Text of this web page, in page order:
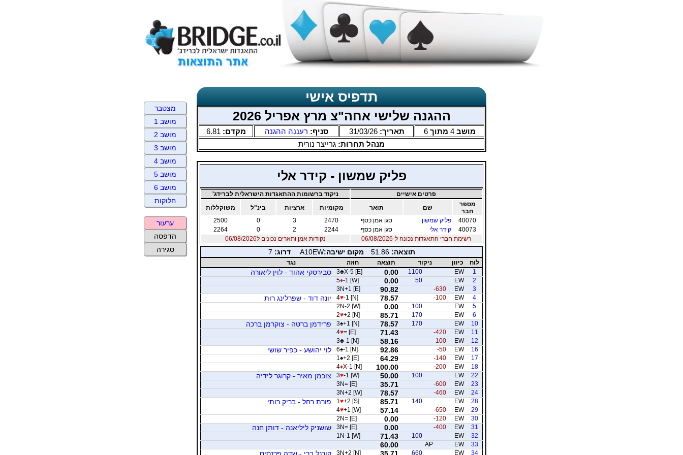
תדפיס אישי
ההגנה שלישי אחה"צ מרץ אפריל 2026
מושב4 מתוך6 תאריך:31/03/26 סניף: רעננה ההגנה מקדם: 6.81
מנהל תחרות: גרייצר נורית
פליק שמשון - קידר אלי
פרטים אישיים
ניקוד ברשומות ההתאגדות הישראלית לברידג'
מספר
חבר
שם תואר מקומיות ארציות בינ"ל
משוקללות
40070
פליק שמשון סגן אמן כסף 2470
3
0
2500
40073
קידר אלי סגן אמן כסף 2244
2
0
2264
רשימת חברי התאגדות נכונה ל-06/08/2026
נקודות אמן ותארים נכונים ל06/08/2026
תוצאה:51.86 מקום ישיבה:A10EW דרוג: 7
לוח כיוון ניקוד תוצאה חוזה
נגד
1
EW
1100
0.00
3♣X-5 [E] סבירסקי אהוד - לוין ליאורה
2
EW
50
0.00
5♦-1 [W]
3
EW
-630
90.82
3N+1 [E]
4
EW
-100
78.57
4♥-1 [N] יונה דוד - שפרלינג רות
5
EW
100
0.00
2N-2 [W]
6
EW
170
85.71
2♥+2 [N]
10
EW
170
78.57
3♠+1 [N] פרידמן ברטה - צוקרמן ברכה
11
EW
-420
71.43
4♥= [E]
12
EW
-100
58.16
3♣-1 [N]
16
EW
-50
92.86
6♠-1 [N] לוי יהושע - כפיר שושי
17
EW
-140
64.29
1 ♠+2 [E]
18
EW
-200
100.00
4♦X-1 [N]
22
EW
100
50.00
3♥-1 [W] צוכמן מאיר - קרוגר לידיה
23
EW
-600
35.71
3N= [E]
24
EW
-460
78.57
3N+2 [W]
28
EW
140
85.71
1 ♥+2 [S] פורת רחל - בריק רותי
29
EW
-650
57.14
4♥+1 [W]
30
EW
-120
0.00
2N= [E]
31
EW
-400
0.00
3N= [E] שושניק ליליאנה - דותן חנה
32
EW
100
71.43
1N-1 [W]
33
EW
AP
60.00
34
EW
660
35.71
3N+2 [N] קורנל ברי - שדה פרנסיס
מצטבר
מושב 1
מושב 2
מושב 3
מושב 4
מושב 5
מושב 6
חלוקות
ערעור
הדפסה
סגירה